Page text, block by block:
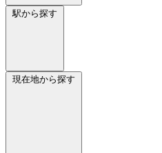
駅から探す
現在地から探す